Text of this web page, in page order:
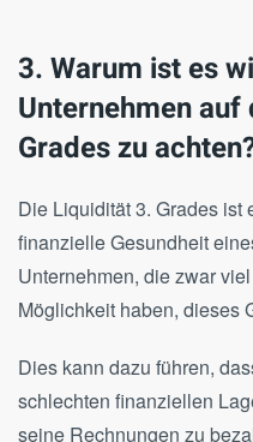
3. Warum ist es
Unternehmen
Grades zu
Die Liquidität 3. Grades ist
finanzielle Gesundheit
Unternehmen, die zwar
Möglichkeit haben, dieses
Dies kann dazu führen,
schlechten finanziellen
seine Rechnungen zu